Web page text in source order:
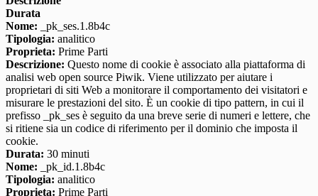
Durata
Nome: _pk_ses.1.8b4c
Tipologia: analitico
Proprieta: Prime Parti
Descrizione: Questo nome di cookie è associato alla piattaforma di
analisi web open source Piwik. Viene utilizzato per aiutare i
proprietari di siti Web a monitorare il comportamento dei visitatori e
misurare le prestazioni del sito. È un cookie di tipo pattern, in cui il
prefisso _pk_ses è seguito da una breve serie di numeri e lettere, che
si ritiene sia un codice di riferimento per il dominio che imposta il
cookie.
Durata: 30 minuti
Nome: _pk_id.1.8b4c
Tipologia: analitico
Proprieta: Prime Parti